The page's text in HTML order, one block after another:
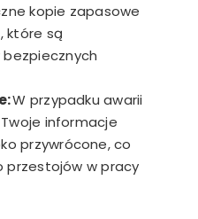
kopie zapasowe
które są
W przypadku awarii
informacje
przywrócone, co
przestojów w pracy